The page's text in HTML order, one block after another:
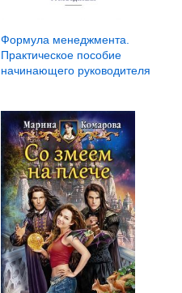
Формула менеджмента.
Практическое пособие
начинающего руководителя